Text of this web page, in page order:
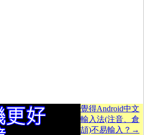
覺得Android中文
輸入法(注音、倉
頡)不易輸入？→